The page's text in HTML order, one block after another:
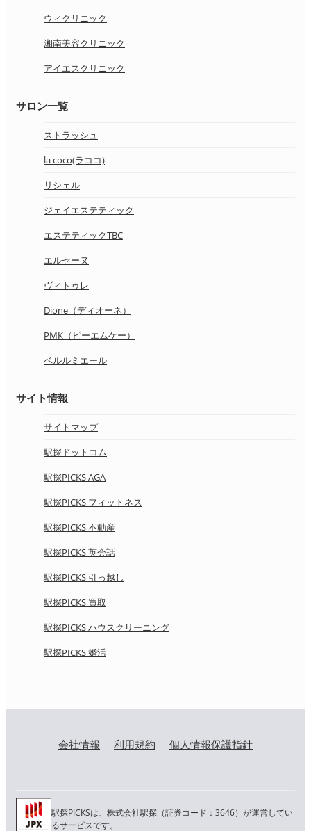
ウィクリニック
湘南美容クリニック
アイエスクリニック
サロン一覧
ストラッシュ
la coco(ラココ)
リシェル
ジェイエステティック
エステティックTBC
エルセーヌ
ヴィトゥレ
Dione（ディオーネ）
PMK（ピーエムケー）
ベルルミエール
サイト情報
サイトマップ
駅探ドットコム
駅探PICKS AGA
駅探PICKS フィットネス
駅探PICKS 不動産
駅探PICKS 英会話
駅探PICKS 引っ越し
駅探PICKS 買取
駅探PICKS ハウスクリーニング
駅探PICKS 婚活
会社情報 利用規約 個人情報保護指針
駅探PICKSは、株式会社駅探（証券コード：3646）が運営してい
るサービスです。